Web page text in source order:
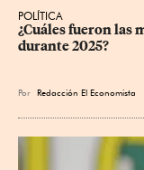
POLÍTICA
¿Cuáles fueron las
durante 2025?
Por Redacción El Economista